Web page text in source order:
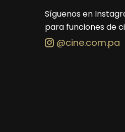
Síguenos en
para funciones de
@cine.com.pa